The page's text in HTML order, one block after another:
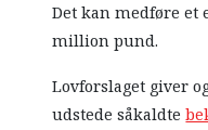
Det kan medføre
million pund.
Lovforslaget giver
udstede såkaldte